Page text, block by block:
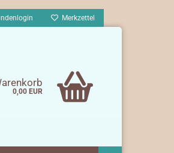
Merkzettel
0,00 EUR